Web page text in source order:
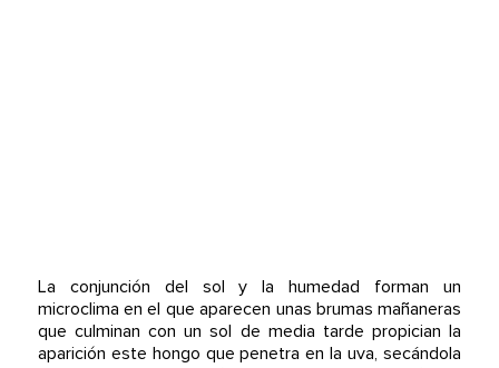
La conjunción del sol y la humedad forman un
microclima en el que aparecen unas brumas mañaneras
que culminan con un sol de media tarde propician la
aparición este hongo que penetra en la uva, secándola